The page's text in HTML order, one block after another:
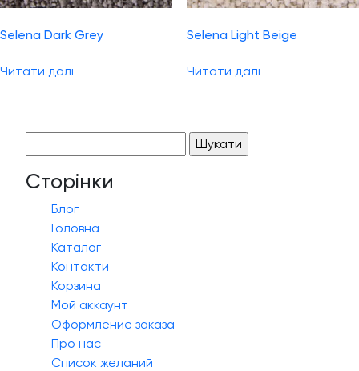
Selena Dark Grey
Читати далі
Selena Light Beige
Читати далі
Сторінки
Блог
Головна
Каталог
Контакти
Корзина
Мой аккаунт
Оформление заказа
Про нас
Список желаний